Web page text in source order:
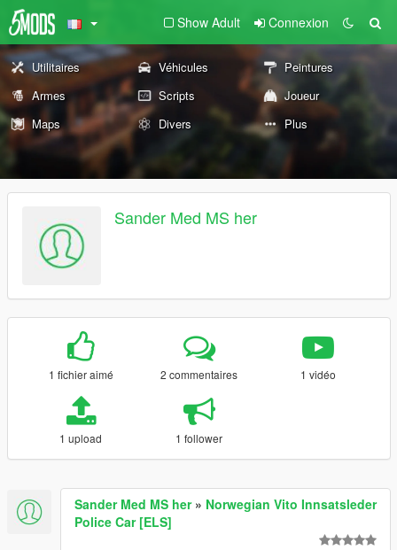
Show Adult Connexion
Utilitaires Véhicules
Peintures
Armes
Scripts
Joueur
Maps
Divers Plus
Sander Med MS her
1 fichier aimé 2 commentaires 1 vidéo
1 upload 1 follower
Sander Med MS her» Norwegian Vito Innsatsleder
Police Car [ELS]